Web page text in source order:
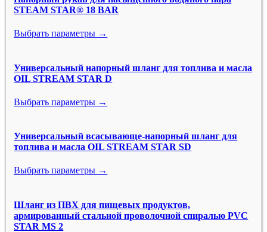
STEAM STAR® 18 BAR
Выбрать параметры →
Универсальный напорный шланг для топлива и масла
OIL STREAM STAR D
Выбрать параметры →
Универсальный всасывающе-напорный шланг для
топлива и масла OIL STREAM STAR SD
Выбрать параметры →
Шланг из ПВХ для пищевых продуктов,
армированный стальной проволочной спиралью PVC
STAR MS 2